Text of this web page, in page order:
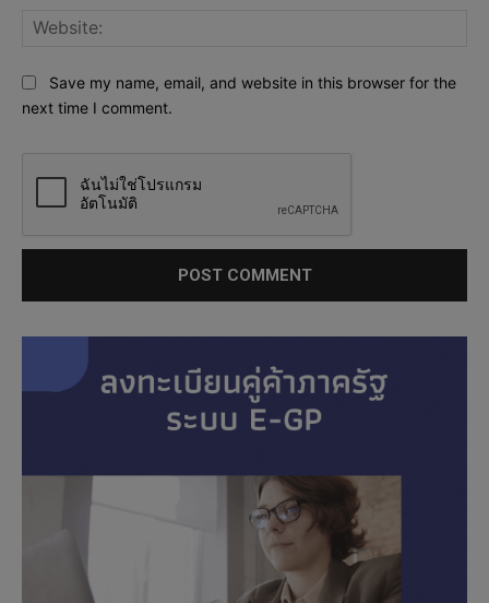
Save my name, email, and website in this browser for the
next time I comment.